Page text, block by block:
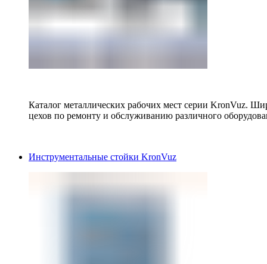
Каталог металлических рабочих мест серии KronVuz.
цехов по ремонту и обслуживанию различного
Инструментальные стойки KronVuz